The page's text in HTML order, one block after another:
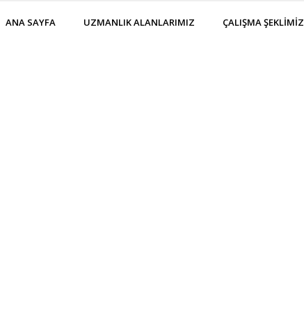
ANA SAYFA UZMANLIK ALANLARIMIZ ÇALIŞMA ŞEKLİMİZ